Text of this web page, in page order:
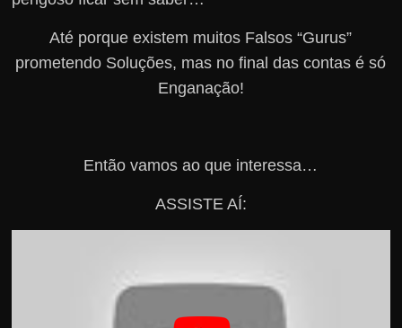
Até porque existem muitos Falsos “Gurus”
prometendo Soluções, mas no final das contas é só
Enganação!
Então vamos ao que interessa…
ASSISTE AÍ: